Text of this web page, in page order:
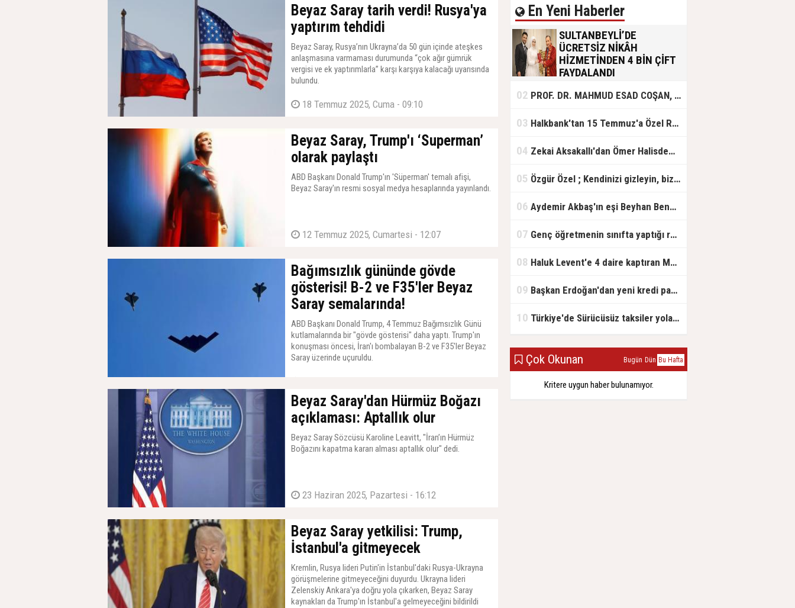
Beyaz Saray tarih verdi! Rusya'ya
yaptırım tehdidi
Beyaz Saray, Rusya’nın Ukrayna’da 50 gün içinde ateşkes
anlaşmasına varmaması durumunda “çok ağır gümrük
vergisi ve ek yaptırımlarla” karşı karşıya kalacağı uyarısında
bulundu.
18 Temmuz 2025, Cuma - 09:10
Beyaz Saray, Trump'ı ‘Superman’
olarak paylaştı
ABD Başkanı Donald Trump'ın 'Süperman' temalı afişi,
Beyaz Saray'ın resmi sosyal medya hesaplarında yayınlandı.
12 Temmuz 2025, Cumartesi - 12:07
Bağımsızlık gününde gövde
gösterisi! B-2 ve F35'ler Beyaz
Saray semalarında!
ABD Başkanı Donald Trump, 4 Temmuz Bağımsızlık Günü
kutlamalarında bir "gövde gösterisi" daha yaptı. Trump'ın
konuşması öncesi, İran'ı bombalayan B-2 ve F35'ler Beyaz
Saray üzerinde uçuruldu.
Beyaz Saray'dan Hürmüz Boğazı
açıklaması: Aptallık olur
Beyaz Saray Sözcüsü Karoline Leavitt, "İran’ın Hürmüz
Boğazını kapatma kararı alması aptallık olur" dedi.
23 Haziran 2025, Pazartesi - 16:12
Beyaz Saray yetkilisi: Trump,
İstanbul'a gitmeyecek
Kremlin, Rusya lideri Putin'in İstanbul'daki Rusya-Ukrayna
görüşmelerine gitmeyeceğini duyurdu. Ukrayna lideri
Zelenskiy Ankara'ya doğru yola çıkarken, Beyaz Saray
kaynakları da Trump'ın İstanbul'a gelmeyeceğini bildirildi
En Yeni Haberler
SULTANBEYLİ’DE
ÜCRETSİZ NİKÂH
HİZMETİNDEN 4 BİN ÇİFT
FAYDALANDI
olan gençlere destek amacıyla
başlattığı ücretsiz nikâh hizmetini
başlattıklarını belirten Sultanbeyli
ücretsiz hizmet vermenin
02 PROF. DR. MAHMUD ESAD COŞAN, DOĞUMUNUN HİCRÎ 91. YILINDA ELAZIĞ'DA YÂD EDİLECEK
03 Halkbank'tan 15 Temmuz'a Özel Reklam Filmi: "İrade Bizim, Zafer Bizim"
04 Zekai Aksakallı'dan Ömer Halisdemir'e 'vefa' ziyareti!
05 Özgür Özel ; Kendinizi gizleyin, bizden işaret bekleyin
06 Aydemir Akbaş'ın eşi Beyhan Benek Akbaş hayatını kaybetti
07 Genç öğretmenin sınıfta yaptığı rezil paylaşım
08 Haluk Levent'e 4 daire kaptıran Müteahhit soluğu savcılıkta aldı
09 Başkan Erdoğan'dan yeni kredi paketi müjdesi: 6 ay geri ödemesiz, 36 ay vadeli
10 Türkiye'de Sürücüsüz taksiler yola çıkmaya hazırlanıyor
Çok Okunan Bugün Dün Bu Hafta
Kritere uygun haber bulunamıyor.